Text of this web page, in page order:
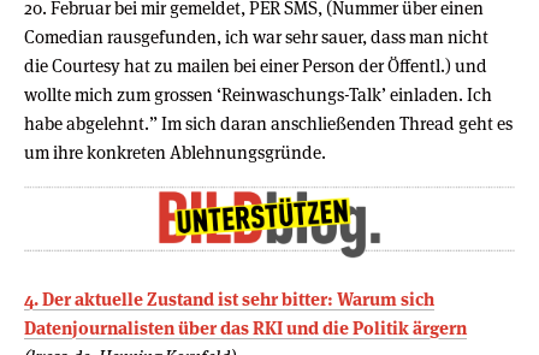
20. Februar bei mir gemeldet, PER SMS, (Nummer über einen
Comedian rausgefunden, ich war sehr sauer, dass man nicht
die Courtesy hat zu mailen bei einer Person der Öffentl.) und
wollte mich zum grossen ‘Reinwaschungs-Talk’ einladen. Ich
habe abgelehnt.” Im sich daran anschließenden Thread geht es
um ihre konkreten Ablehnungsgründe.
4. Der aktuelle Zustand ist sehr bitter: Warum sich
Datenjournalisten über das RKI und die Politik ärgern